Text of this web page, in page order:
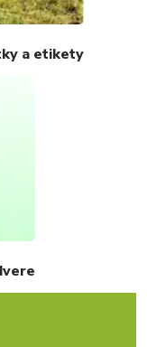
a etikety